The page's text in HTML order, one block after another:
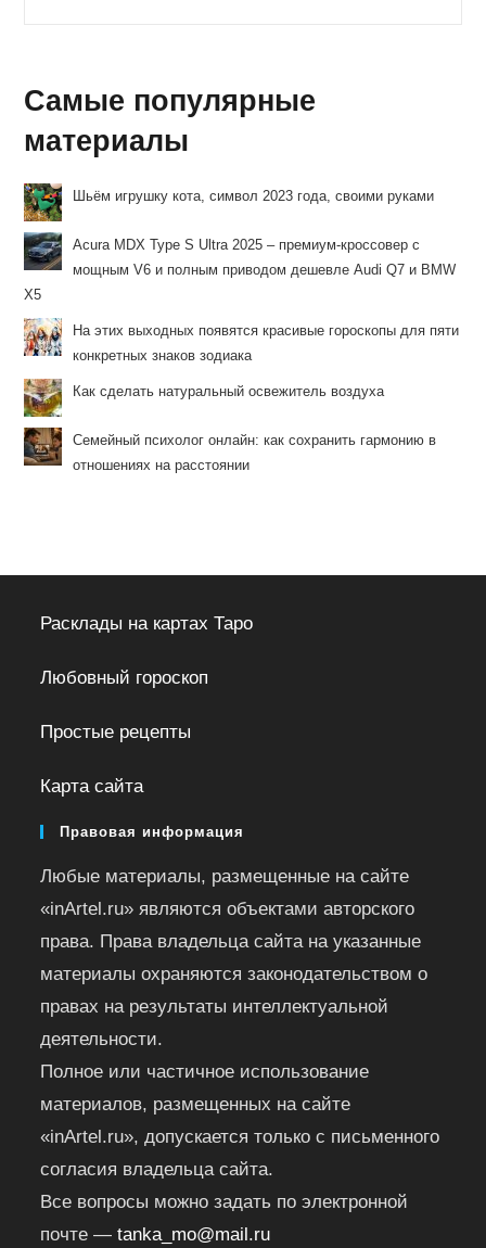
Самые популярные
материалы
Шьём игрушку кота, символ 2023 года, своими руками
Acura MDX Type S Ultra 2025 – премиум-кроссовер с
мощным V6 и полным приводом дешевле Audi Q7 и BMW
X5
На этих выходных появятся красивые гороскопы для пяти
конкретных знаков зодиака
Как сделать натуральный освежитель воздуха
Семейный психолог онлайн: как сохранить гармонию в
отношениях на расстоянии
Расклады на картах Таро
Любовный гороскоп
Простые рецепты
Карта сайта
Правовая информация
Любые материалы, размещенные на сайте
«inArtel.ru» являются объектами авторского
права. Права владельца сайта на указанные
материалы охраняются законодательством о
правах на результаты интеллектуальной
деятельности.
Полное или частичное использование
материалов, размещенных на сайте
«inArtel.ru», допускается только с письменного
согласия владельца сайта.
Все вопросы можно задать по электронной
почте —tanka_mo@mail.ru